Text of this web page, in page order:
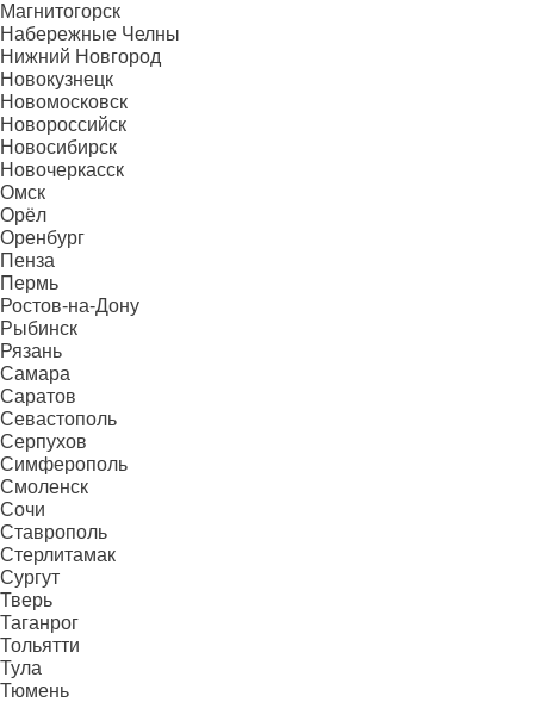
Магнитогорск
Набережные Челны
Нижний Новгород
Новокузнецк
Новомосковск
Новороссийск
Новосибирск
Новочеркасск
Омск
Орёл
Оренбург
Пенза
Пермь
Ростов-на-Дону
Рыбинск
Рязань
Самара
Саратов
Севастополь
Серпухов
Симферополь
Смоленск
Сочи
Ставрополь
Стерлитамак
Сургут
Тверь
Таганрог
Тольятти
Тула
Тюмень